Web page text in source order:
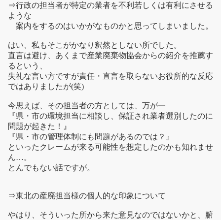
⇒行政の担当者が特定の業者を不利若しくは有利にさせる
ような
案内をするのはいかがなものかと思ってしまいました。
はい、私もそこがかなり釈然としない所でした。
直言は避け、あくまで産業廃棄物協会からの紹介を推薦す
るという、
失礼な言い方ですが責任・直言を取らないお役所的な反応
ではありましたが(笑)
今思えば、その担当者の方としては、万が一
『県・市の環境担当に相談し、保証され業者選別したのに
問題が起きた！』
『県・市の管理体制にも問題があるのでは？』
といったクレームが来る可能性を想定したのかも知れませ
ん…。
とんでもない話ですが。
⇒東北の産廃担当様の個人的な印象について
やはり、そういった所から来た意見なのではないかと、腑